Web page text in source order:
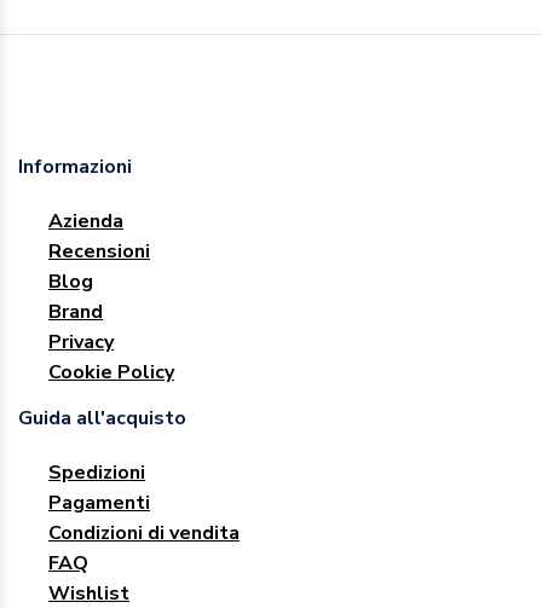
Informazioni
Azienda
Recensioni
Blog
Brand
Privacy
Cookie Policy
Guida all'acquisto
Spedizioni
Pagamenti
Condizioni di vendita
FAQ
Wishlist